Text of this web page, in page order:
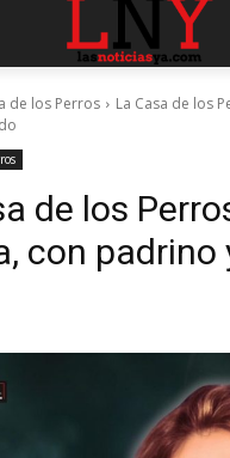
de los Perros
La Casa de los
de los
con padrino